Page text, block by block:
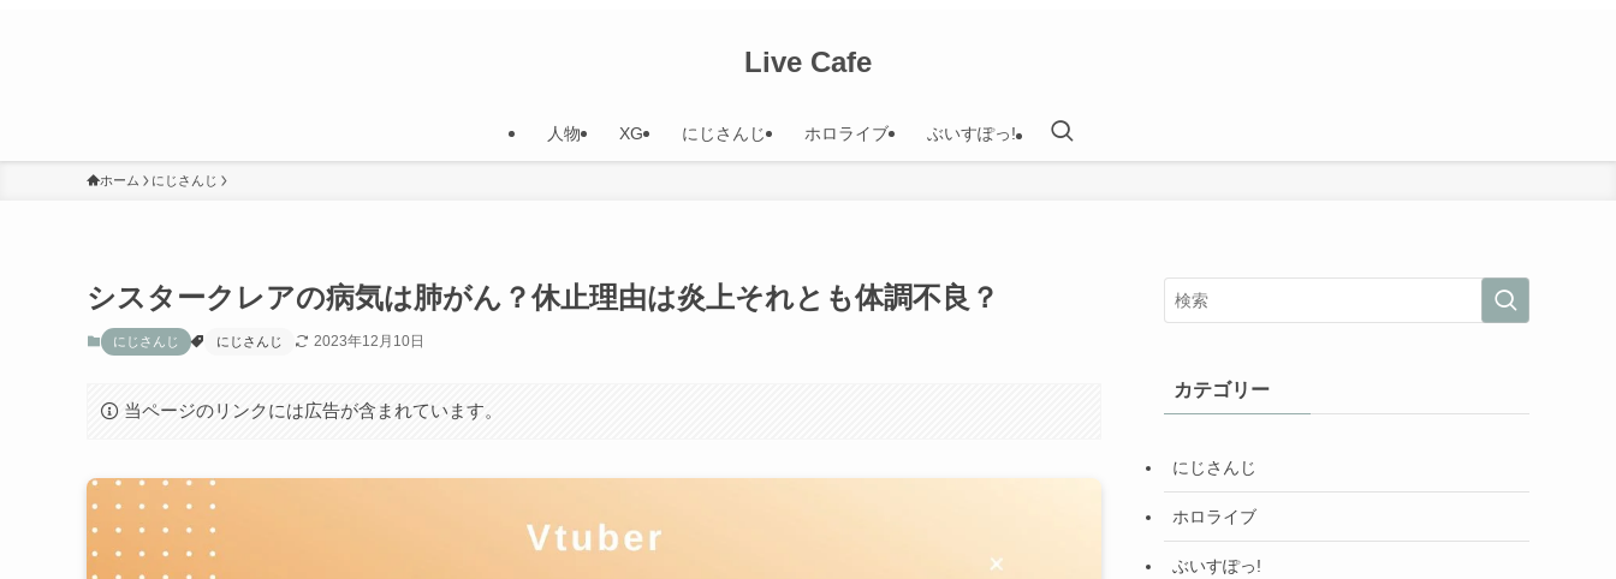
Live Cafe
人物 XG にじさんじ ホロライブ ぶいすぽっ!
ホーム にじさんじ
シスタークレアの病気は肺がん？休止理由は炎上それとも体調不良？
にじさんじ にじさんじ 2023年12月10日
当ページのリンクには広告が含まれています。
カテゴリー
にじさんじ
ホロライブ
ぶいすぽっ!